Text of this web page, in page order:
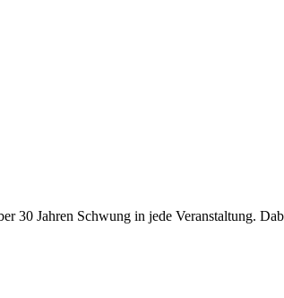
30 Jahren Schwung in jede Veranstaltung.